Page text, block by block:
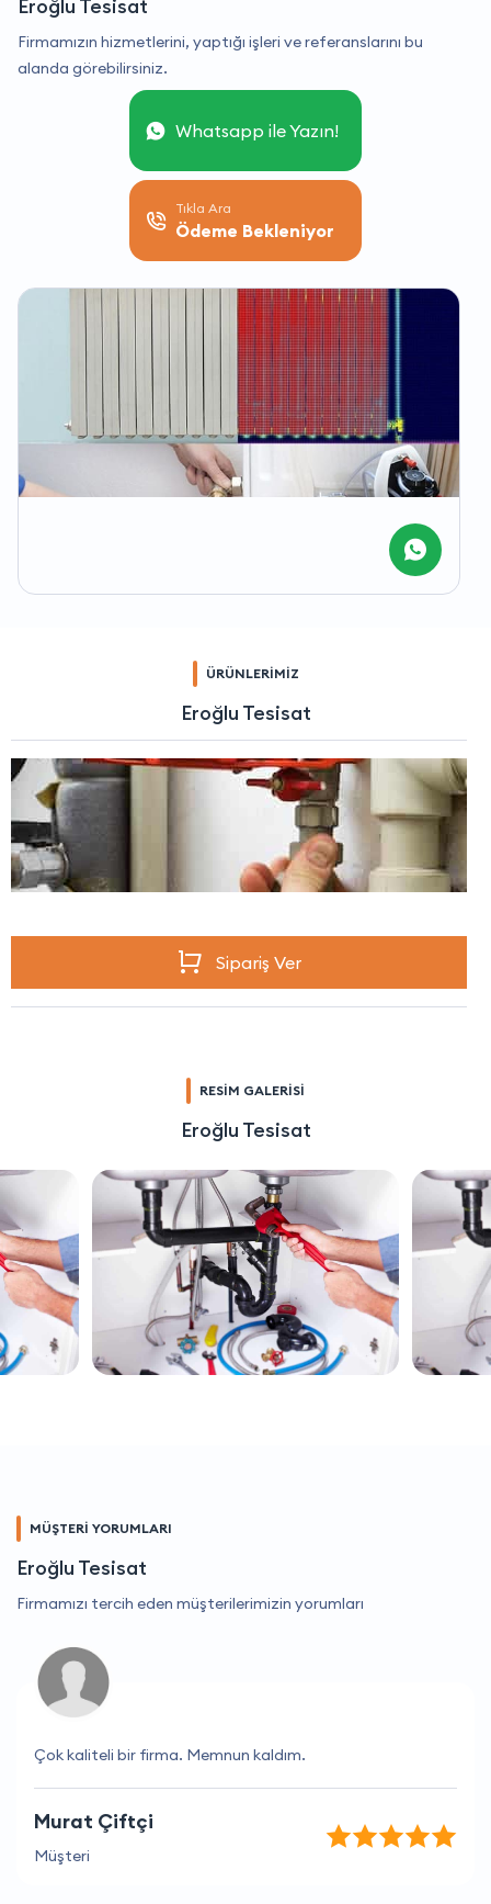
Eroğlu Tesisat
Firmamızın hizmetlerini, yaptığı işleri ve referanslarını bu
alanda görebilirsiniz.
Whatsapp ile Yazın!
Tıkla Ara
Ödeme Bekleniyor
ÜRÜNLERİMİZ
Eroğlu Tesisat
Sipariş Ver
RESİM GALERİSİ
Eroğlu Tesisat
MÜŞTERİ YORUMLARI
Eroğlu Tesisat
Firmamızı tercih eden müşterilerimizin yorumları
Çok kaliteli bir firma. Memnun kaldım.
Murat Çiftçi
Müşteri